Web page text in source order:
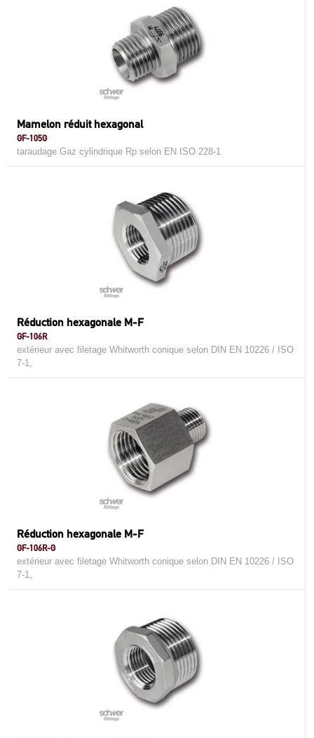
Mamelon réduit hexagonal
GF-105G
taraudage Gaz cylindrique Rp selon EN ISO 228-1
Réduction hexagonale M-F
GF-106R
extérieur avec filetage Whitworth conique selon DIN EN 10226 / ISO
7-1,
Réduction hexagonale M-F
GF-106R-G
extérieur avec filetage Whitworth conique selon DIN EN 10226 / ISO
7-1,